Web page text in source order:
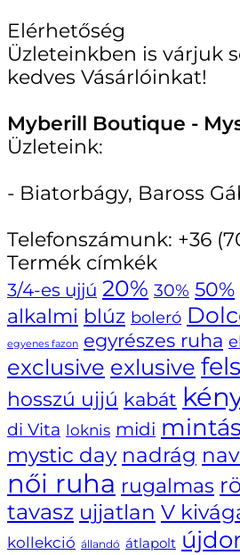
Elérhetőség
Üzleteinkben is várjuk
kedves Vásárlóinkat!
Myberill Boutique -
Üzleteink:
- Biatorbágy, Baross
Telefonszámunk: +36
Termék címkék
3/4-es ujjú 20% 30% 50%
alkalmi blúz boleró
egyenes fazon egyrészes ruha
exclusive exlusive
hosszú ujjú kabát
di Vita loknis midi mintás
mystic day nadrág
női ruha rugalmas
tavasz ujjatlan V
kollekció állandó átlapolt